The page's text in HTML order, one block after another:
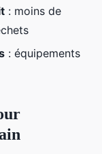
: moins de
: équipements